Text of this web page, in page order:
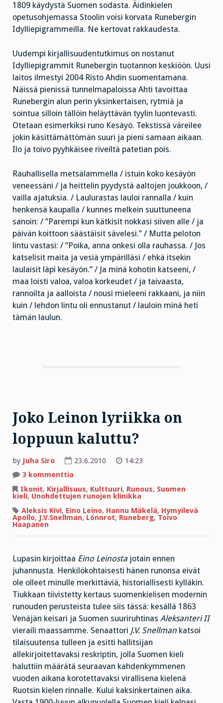
1809 käydystä Suomen sodasta. Äidinkielen
opetusohjemassa Stoolin voisi korvata Runebergin
Idylliepigrammeilla. Ne kertovat rakkaudesta.
Uudempi kirjallisuudentutkimus on nostanut
Idylliepigrammit Runebergin tuotannon keskiöön. Uusi
laitos ilmestyi 2004 Risto Ahdin suomentamana.
Näissä pienissä tunnelmapaloissa Ahti tavoittaa
Runebergin alun perin yksinkertaisen, rytmiä ja
sointua silloin tällöin heläyttävän tyylin luontevasti.
Otetaan esimerkiksi runo Kesäyö. Tekstissä väreilee
jokin käsittämättömän suuri ja pieni samaan aikaan.
Ilo ja toivo pyyhkäisee riveiltä patetian pois.
Rauhallisella metsälammella / istuin koko kesäyön
veneessäni / ja heittelin pyydystä aaltojen joukkoon, /
vailla ajatuksia. / Laulurastas lauloi rannalla / kuin
henkensä kaupalla / kunnes melkein suuttuneena
sanoin: / ”Parempi kun kätkisit nokkasi siiven alle / ja
päivän koittoon säästäisit sävelesi.” / Mutta peloton
lintu vastasi: / ”Poika, anna onkesi olla rauhassa. / Jos
katselisit maita ja vesiä ympärilläsi / ehkä itsekin
laulaisit läpi kesäyön.” / Ja minä kohotin katseeni, /
maa loisti valoa, valoa korkeudet / ja taivaasta,
rannoilta ja aalloista / nousi mieleeni rakkaani, ja niin
kuin / lehdon lintu oli ennustanut / lauloin minä heti
tämän laulun.
Joko Leinon lyriikka on
loppuun kaluttu?
by Juha Siro 23.6.2010
14:23
3 kommenttia
Leinon
lyriikka
loppuun
kaluttu?
Ikonit, Kirjallisuus, Kulttuuri, Runous, Suomen
kieli, Unohdettujen runojen klinikka
Aleksis Kivi, Eino Leino, Hannu Mäkelä, Hymyilevä
Apollo, J.V.Snellman, Lönnrot, Runeberg, Toivo
Haapanen
Lupasin kirjoittaa Eino Leinosta jotain ennen
juhannusta. Henkilökohtaisesti hänen runonsa eivät
ole olleet minulle merkittäviä, historiallisesti kylläkin.
Tiukkaan tiivistetty kertaus suomenkielisen modernin
runouden perusteista tulee siis tässä: kesällä 1863
Venäjän keisari ja Suomen suuriruhtinas Aleksanteri II
vieraili maassamme. Senaattori J.V. Snellman katsoi
tilaisuutensa tulleen ja esitti hallitsijan
allekirjoitettavaksi reskriptin, jolla Suomen kieli
haluttiin määrätä seuraavan kahdenkymmenen
vuoden aikana korotettavaksi virallisena kielenä
Ruotsin kielen rinnalle. Kului kaksinkertainen aika.